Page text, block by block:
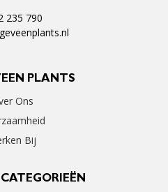
235 790
PLANTS
Ons
Bij